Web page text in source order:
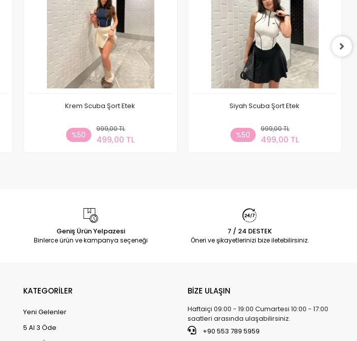
Krem Scuba Şort Etek
%50
999,00 TL
499,00 TL
Sepete Ekle
Siyah Scuba Şort Etek
%50
999,00 TL
499,00 TL
Sepete Ekle
Geniş Ürün Yelpazesi
Binlerce ürün ve kampanya seçeneği
7 / 24 DESTEK
Öneri ve şikayetlerinizi bize iletebilirsiniz.
KATEGORİLER
Yeni Gelenler
5 Al 3 Öde
BİZE ULAŞIN
Haftaiçi 09:00 - 19:00 Cumartesi 10:00 - 17:00
saatleri arasında ulaşabilirsiniz.
+90 553 789 5959